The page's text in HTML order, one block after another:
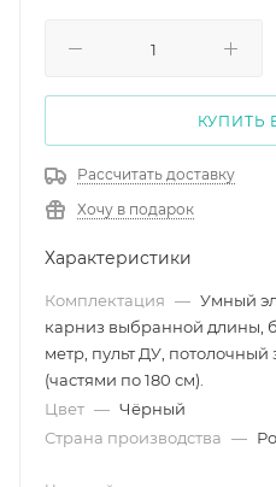
КУПИТЬ
Рассчитать доставку
Хочу в подарок
Характеристики
Комплектация — Умный
карниз выбранной длины,
метр, пульт ДУ,
(частями по 180 см).
Цвет — Чёрный
Страна производства —